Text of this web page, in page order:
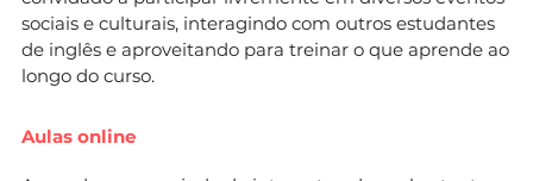
sociais e culturais, interagindo com outros estudantes
de inglês e aproveitando para treinar o que aprende ao
longo do curso.
Aulas online